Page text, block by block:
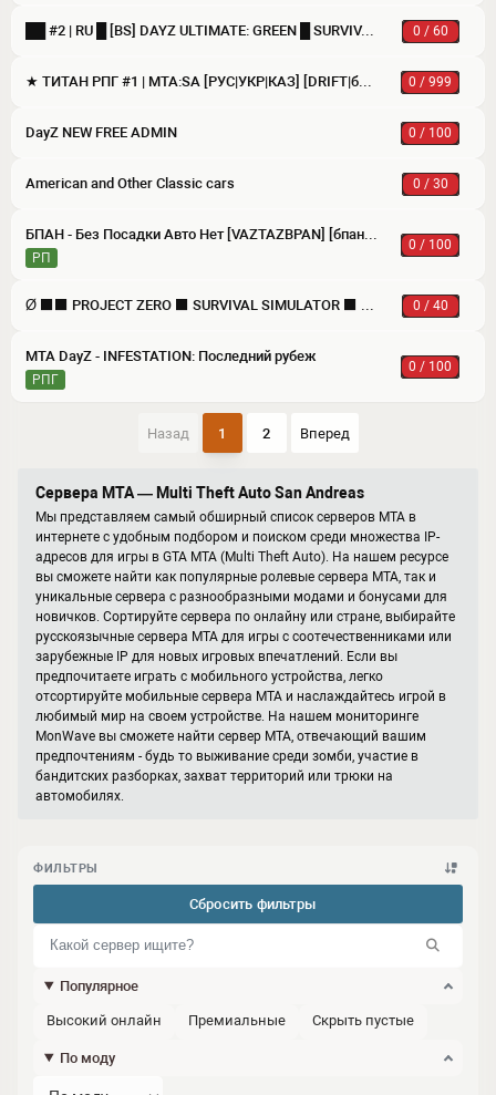
██ #2 | RU █ [BS] DAYZ ULTIMATE: GREEN █ SURVIVAL, LOOT X2, MEDIUM ZOMBIE, 136 VEHICLE 0 / 60
★ ТИТАН РПГ #1 | MTA:SA [РУС|УКР|КАЗ] [DRIFT|бпан|radm,bpan,cc,titan] 0 / 999
DayZ NEW FREE ADMIN 0 / 100
American and Other Classic cars 0 / 30
БПАН - Без Посадки Авто Нет [VAZTAZBPAN] [бпан,oper,drift]
РП
0 / 100
Ø ⬛⬛ PROJECT ZERO ⬛ SURVIVAL SIMULATOR ⬛ BUILD CRAFT ZOMBIE DAYZ 0 / 40
MTA DayZ - INFESTATION: Последний рубеж
РПГ
0 / 100
Назад 1 2 Вперед
Сервера МТА — Multi Theft Auto San Andreas
Мы представляем самый обширный список серверов MTA в
интернете с удобным подбором и поиском среди множества IP-
адресов для игры в GTA MTA (Multi Theft Auto). На нашем ресурсе
вы сможете найти как популярные ролевые сервера MTA, так и
уникальные сервера с разнообразными модами и бонусами для
новичков. Сортируйте сервера по онлайну или стране, выбирайте
русскоязычные сервера MTA для игры с соотечественниками или
зарубежные IP для новых игровых впечатлений. Если вы
предпочитаете играть с мобильного устройства, легко
отсортируйте мобильные сервера MTA и наслаждайтесь игрой в
любимый мир на своем устройстве. На нашем мониторинге
MonWave вы сможете найти сервер MTA, отвечающий вашим
предпочтениям - будь то выживание среди зомби, участие в
бандитских разборках, захват территорий или трюки на
автомобилях.
ФИЛЬТРЫ
Сбросить фильтры
Популярное
Высокий онлайн Премиальные Скрыть пустые
По моду